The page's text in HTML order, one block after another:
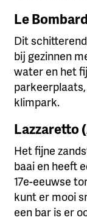
Le
Dit
bij gezinnen
water en het
klimpark.
Lazzaretto
Het fijne
baai en heeft
17e-eeuwse
kunt er mooi
een bar is er